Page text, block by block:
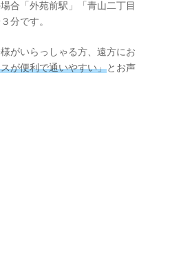
合「外苑前駅」「青山二丁目
分です。
がいらっしゃる方、遠方にお
が便利で通いやすい」とお声